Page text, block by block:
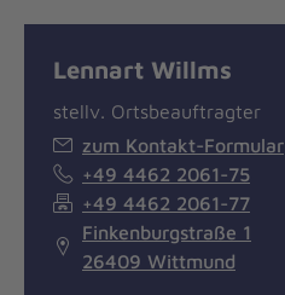
Lennart Willms
stellv. Ortsbeauftragter
zum Kontakt-Formular
+49 4462 2061-75
+49 4462 2061-77
Finkenburgstraße 1
26409 Wittmund